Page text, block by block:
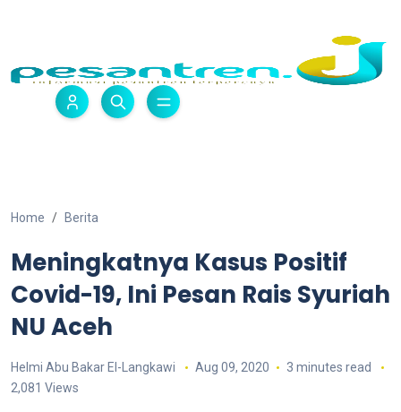
Home Berita
Meningkatnya Kasus Positif
Covid-19, Ini Pesan Rais Syuriah
NU Aceh
Helmi Abu Bakar El-Langkawi Aug 09, 2020
3 minutes read
2,081 Views